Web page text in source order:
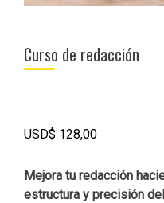
Curso de redacción
USD$ 128,00
Mejora tu redacción
estructura y precisión